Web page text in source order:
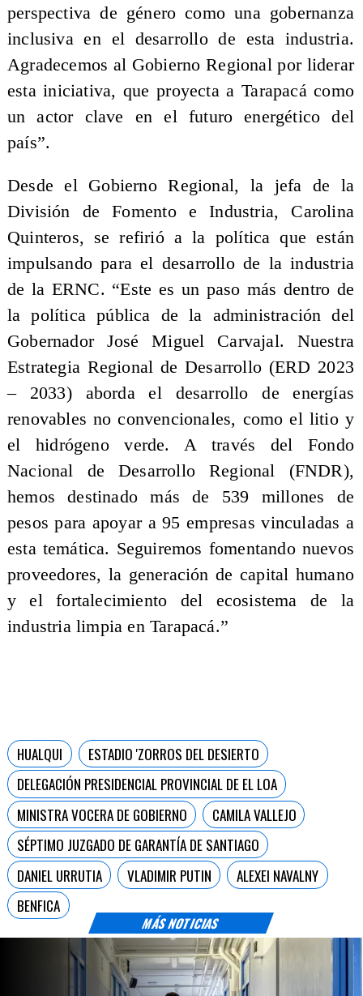
MÁS NOTICIAS
perspectiva de género como una gobernanza
inclusiva en el desarrollo de esta industria.
Agradecemos al Gobierno Regional por liderar
esta iniciativa, que proyecta a Tarapacá como
un actor clave en el futuro energético del
país”.
Desde el Gobierno Regional, la jefa de la
División de Fomento e Industria, Carolina
Quinteros, se refirió a la política que están
impulsando para el desarrollo de la industria
de la ERNC. “Este es un paso más dentro de
la política pública de la administración del
Gobernador José Miguel Carvajal. Nuestra
Estrategia Regional de Desarrollo (ERD 2023
– 2033) aborda el desarrollo de energías
renovables no convencionales, como el litio y
el hidrógeno verde. A través del Fondo
Nacional de Desarrollo Regional (FNDR),
hemos destinado más de 539 millones de
pesos para apoyar a 95 empresas vinculadas a
esta temática. Seguiremos fomentando nuevos
proveedores, la generación de capital humano
y el fortalecimiento del ecosistema de la
industria limpia en Tarapacá.”
HUALQUI
ESTADIO 'ZORROS DEL DESIERTO
DELEGACIÓN PRESIDENCIAL PROVINCIAL DE EL LOA
MINISTRA VOCERA DE GOBIERNO
CAMILA VALLEJO
SÉPTIMO JUZGADO DE GARANTÍA DE SANTIAGO
DANIEL URRUTIA
VLADIMIR PUTIN
ALEXEI NAVALNY
BENFICA